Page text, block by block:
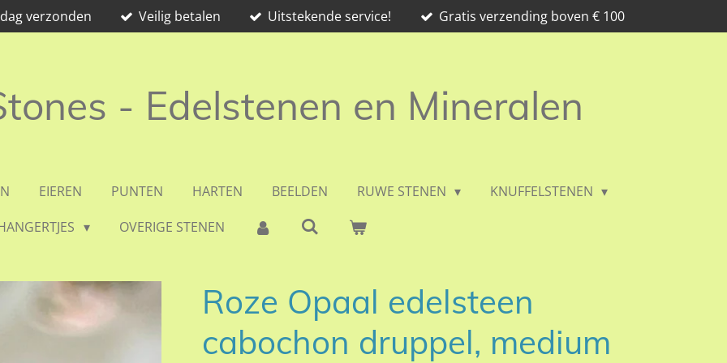
verzonden Veilig betalen Uitstekende service! Gratis verzending boven € 100
- Edelstenen en Mineralen
EIEREN PUNTEN HARTEN BEELDEN RUWE STENEN
KNUFFELSTENEN
OVERIGE STENEN
Roze Opaal edelsteen
cabochon druppel, medium